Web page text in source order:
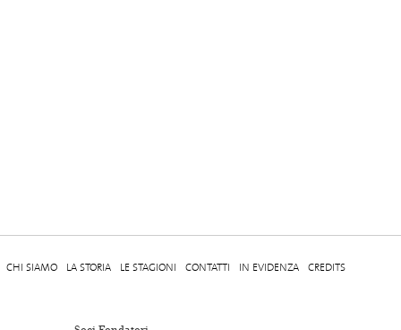
CHI SIAMO LA STORIA LE STAGIONI CONTATTI IN EVIDENZA CREDITS